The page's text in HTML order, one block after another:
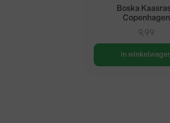
Boska
Copenhagen
9,99
In